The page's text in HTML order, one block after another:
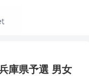
庫県予選 男女